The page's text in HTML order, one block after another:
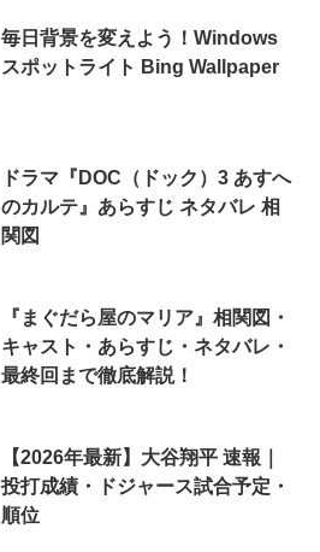
毎日背景を変えよう！Windows
スポットライト Bing Wallpaper
ドラマ『DOC（ドック）3 あすへ
のカルテ』あらすじ ネタバレ 相
関図
『まぐだら屋のマリア』相関図・
キャスト・あらすじ・ネタバレ・
最終回まで徹底解説！
【2026年最新】大谷翔平 速報｜
投打成績・ドジャース試合予定・
順位